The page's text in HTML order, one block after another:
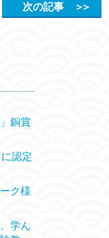
次の記事 ＞＞
銅賞
認定
ク様
学ん